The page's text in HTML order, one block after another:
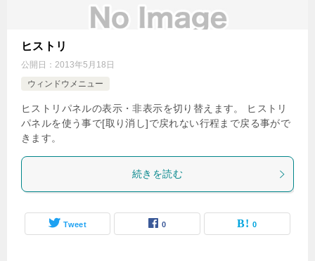
ヒストリ
公開日： 2013年5月18日
ウィンドウメニュー
ヒストリパネルの表示・非表示を切り替えます。 ヒストリ
パネルを使う事で[取り消し]で戻れない行程まで戻る事がで
きます。
続きを読む
Tweet 0 0